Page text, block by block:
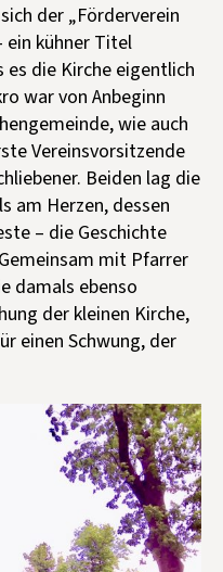
der „Förderverein
ein kühner Titel
es die Kirche eigentlich
war von Anbeginn
wie auch
Vereinsvorsitzende
Beiden lag die
am Herzen, dessen
– die Geschichte
mit Pfarrer
damals ebenso
der kleinen Kirche,
einen Schwung, der